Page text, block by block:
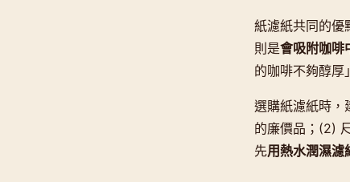
紙濾紙共同的優
則是會吸附咖啡
的咖啡不夠醇厚
選購紙濾紙時，
的廉價品；(2)
先用熱水潤濕濾